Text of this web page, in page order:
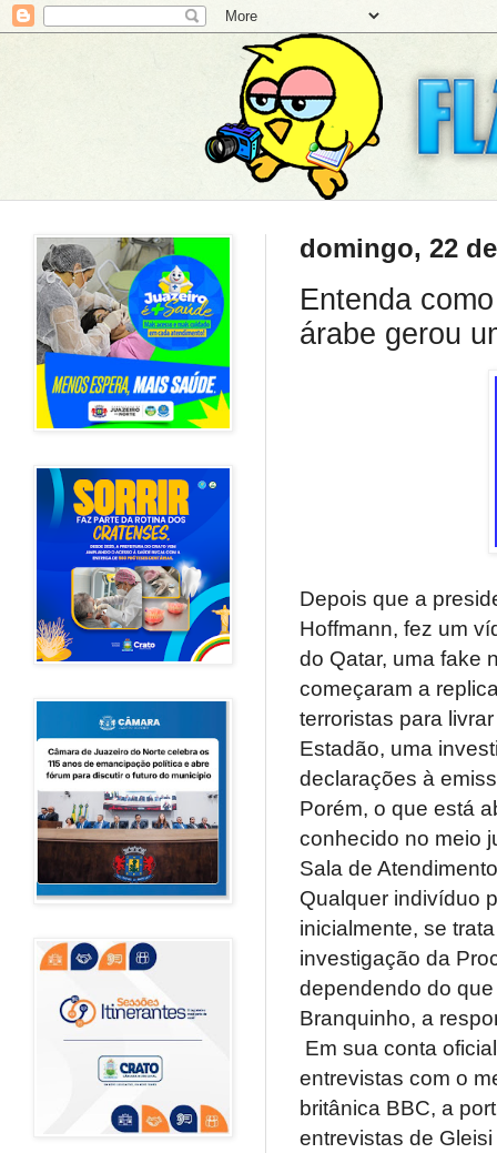
domingo, 22
Entenda
árabe gerou
Depois que a
Hoffmann, fez um
do Qatar, uma fake
começaram a
terroristas para
Estadão, uma
declarações à
Porém, o que está
conhecido no meio
Sala de
Qualquer indivíduo
inicialmente, se
investigação da
dependendo do
Branquinho, a
Em sua conta
entrevistas com o
britânica BBC, a
entrevistas de